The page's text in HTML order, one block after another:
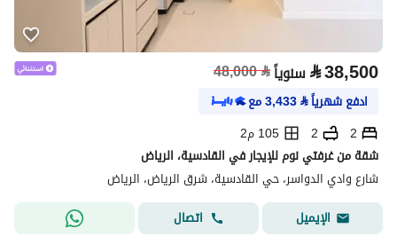
⃁38,500 سنوياً⃁
48,000
ادفع شهرياً⃁
3,433مع
2
2
105 م2
شقة من غرفتي نوم للإيجار في القادسية، الرياض
شارع وادي الدواسر، حي القادسية، شرق الرياض، الرياض
الإيميل
اتصال